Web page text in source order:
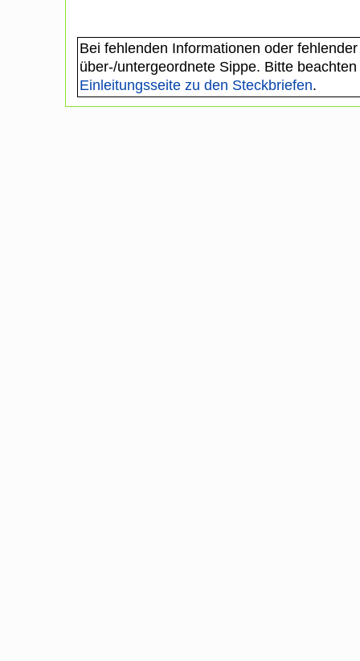
Bei fehlenden Informationen oder
über-/untergeordnete Sippe. Bitte
Einleitungsseite zu den Steckbriefen.